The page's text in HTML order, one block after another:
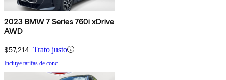
2023 BMW 7 Series 760i xDrive
AWD
$57,214 Trato justo
Incluye tarifas de conc.